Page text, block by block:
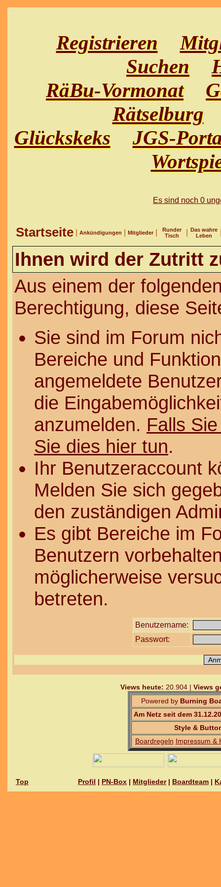
Registrieren
Suchen
RäBu-Vormonat
Rätselburg
Glückskeks
JGS-
Es sind noch 0
Startseite Ankündigungen Mitglieder
Runder
Tisch
Das wahre
Leben
Ihnen wird der Zutritt
Aus einem der
Berechtigung, diese
Sie sind im Forum
Bereiche und
angemeldete
die
anzumelden. Falls
Sie dies hier tun.
Ihr Benutzeraccount
Melden Sie sich
den zuständigen
Es gibt Bereiche im
Benutzern
möglicherweise
betreten.
Benutzername:
Passwort:
Views heute: 20.904 | Views
Powered by Burning
Am Netz seit dem
Style &
Boardregeln Impressum &
Top Profil | PN-Box | Mitglieder| Boardteam |